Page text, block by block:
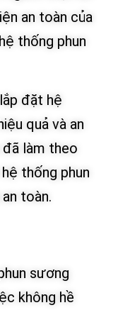
an toàn của
thống phun
đặt hệ
quả và an
đã làm theo
thống phun
toàn.
sương
không hề